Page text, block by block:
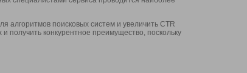
алгоритмов поисковых систем и увеличить CTR
получить конкурентное преимущество, поскольку